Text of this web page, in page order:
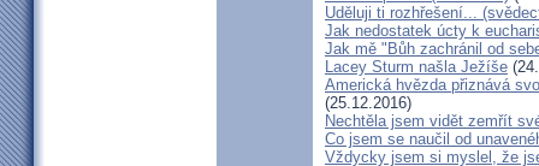
Uděluji ti rozhřešení...
Jak nedostatek úcty k
Jak mě "Bůh zachránil od
Lacey Sturm našla Ježíše
Americká hvězda přiznává
(25.12.2016)
Nechtěla jsem vidět zemřít
Co jsem se naučil od
Vždycky jsem si myslel, že